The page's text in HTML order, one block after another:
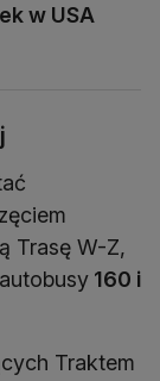
w USA
Trasę W-Z,
160 i
Traktem